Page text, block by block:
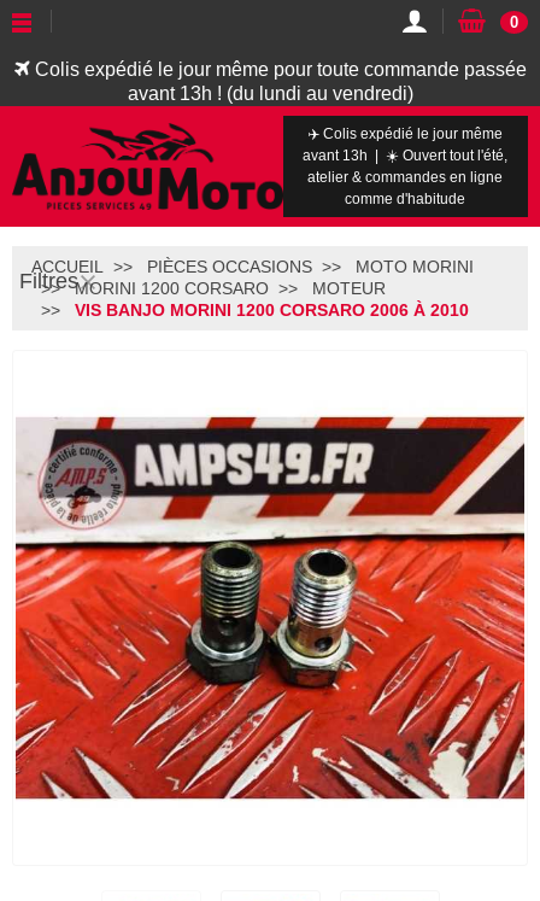
Colis expédié le jour même pour toute commande passée
avant 13h ! (du lundi au vendredi)
0
✈️ Colis expédié le jour même
avant 13h | ☀️ Ouvert tout l'été,
atelier & commandes en ligne
comme d'habitude
Filtres
ACCUEIL PIÈCES OCCASIONS
MOTO MORINI
MORINI 1200 CORSARO
MOTEUR
VIS BANJO MORINI 1200 CORSARO 2006 À 2010